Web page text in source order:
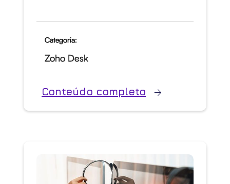
Categoria:
Zoho Desk
Conteúdo completo